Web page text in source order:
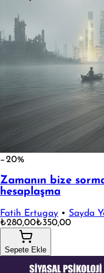
−20%
Zamanın bize
hesaplaşma
Fatih Ertugay • Sayda
₺280,00₺350,00
Sepete Ekle